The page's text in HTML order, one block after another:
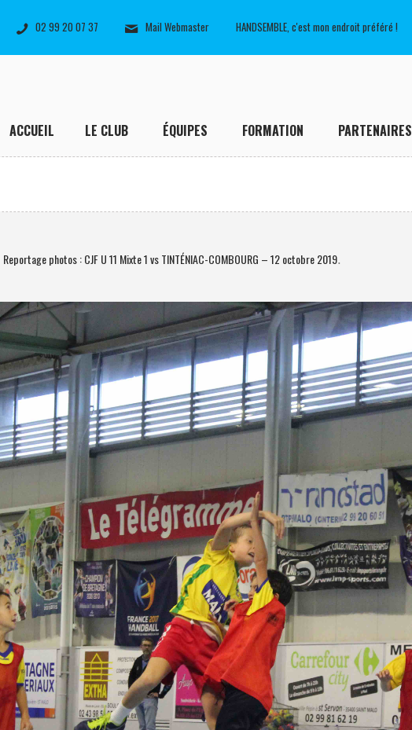
02 99 20 07 37 Mail Webmaster HANDSEMBLE, c'est mon endroit préféré !
ACCUEIL LE CLUB ÉQUIPES FORMATION PARTENAIRES
Reportage photos : CJF U 11 Mixte 1 vs TINTÉNIAC-COMBOURG – 12 octobre 2019.